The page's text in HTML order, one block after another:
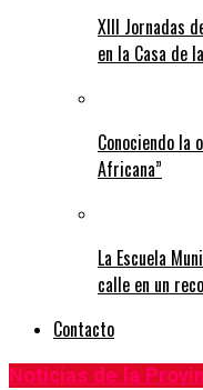
XIII Jornadas
en la Casa de
Conociendo la
Africana”
La Escuela
calle en un
Contacto
Noticias de la